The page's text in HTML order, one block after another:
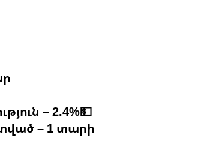
– 2.4%💵
– 1 տարի